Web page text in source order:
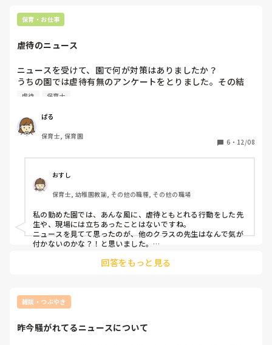
堂々としていてほしいものです。
保育・お仕事
虐待のニュース
ニュースを受けて、園で何が対策はありましたか？
うちの園では虐待有無のアンケートをとりました。その結
果、ありと答えた方が2名いたそうで、先日本部の方から指
その後、こんなのじゃやっていられないとか、誰が書いたん
だ…みたいな険悪な雰囲気になっています。
私が思うに、ニュースほどのことはしていないにしろ、虐待
それなのに『ニュースに顔写真が出たらどうしよう』とか冗
談みたいに話していてドン引きしました。反省の念はないの
か…と。
私はたしかに保育士は大変な仕事だけれど、それで虐待が許
されるわけではないし、逮捕もオーバーではないと思ってい
ます。
みなさんはあのニュース、どう受け止めていますか？
虐待 保育士
ぱる
保育士, 保育園
6 ・ 12/08
おすし
保育士, 幼稚園教諭, その他の職種, その他の職場
私の勤めた園では、あんな風に、虐待ともとれる行動をした先
生や、現場には立ちあったことはないですね。
ニュースを見てて思ったのが、他のクラスの先生はなんで気が
付かないのかな？！と思いました。
が、私が例えば新人の立場なら、直接言うことも、園長に相談
です！
回答をもっと見る
雑談・つぶやき
昨今騒がれてるニュースについて